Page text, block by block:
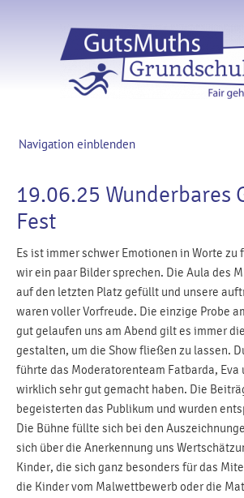
Navigation einblenden
19.06.25 Wunderbares
Fest
Es ist immer schwer Emotionen in Worte zu
wir ein paar Bilder sprechen. Die Aula des
auf den letzten Platz gefüllt und unsere
waren voller Vorfreude. Die einzige Probe
gut gelaufen uns am Abend gilt es immer
gestalten, um die Show fließen zu lassen.
führte das Moderatorenteam Fatbarda, Eva
wirklich sehr gut gemacht haben. Die
begeisterten das Publikum und wurden
Die Bühne füllte sich bei den
sich über die Anerkennung uns
Kinder, die sich ganz besonders für das
die Kinder vom Malwettbewerb oder die